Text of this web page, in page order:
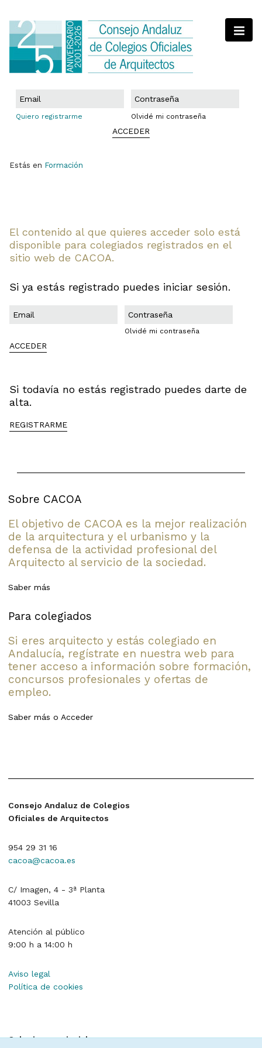
Quiero registrarme Olvidé mi contraseña
ACCEDER
Estás en Formación
El contenido al que quieres acceder solo está
disponible para colegiados registrados en el
sitio web de CACOA.
Si ya estás registrado puedes iniciar sesión.
Olvidé mi contraseña
ACCEDER
Si todavía no estás registrado puedes darte de
alta.
REGISTRARME
Sobre CACOA
El objetivo de CACOA es la mejor realización
de la arquitectura y el urbanismo y la
defensa de la actividad profesional del
Arquitecto al servicio de la sociedad.
Saber más
Para colegiados
Si eres arquitecto y estás colegiado en
Andalucía, regístrate en nuestra web para
tener acceso a información sobre formación,
concursos profesionales y ofertas de
empleo.
Saber más o Acceder
Consejo Andaluz de Colegios
Oficiales de Arquitectos
954 29 31 16
cacoa@cacoa.es
C/ Imagen, 4 - 3ª Planta
41003 Sevilla
Atención al público
9:00 h a 14:00 h
Aviso legal
Política de cookies
Colegios provinciales